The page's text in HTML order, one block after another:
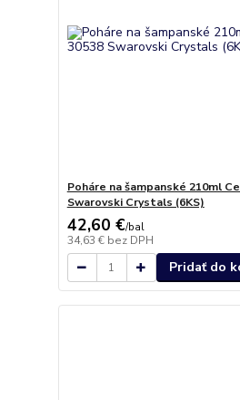
Poháre na šampanské 210ml
Swarovski Crystals (6KS)
42,60 €/bal
34,63 € bez DPH
Pridať do